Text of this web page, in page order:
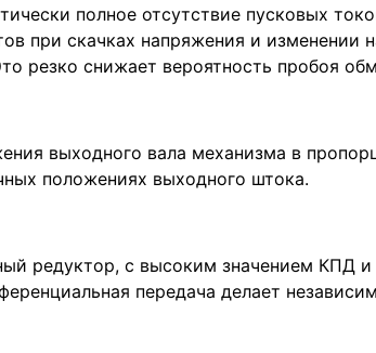
полное отсутствие пусковых
при скачках напряжения и
резко снижает вероятность пробоя
выходного вала механизма в
положениях выходного штока.
редуктор, с высоким значением КПД
передача делает